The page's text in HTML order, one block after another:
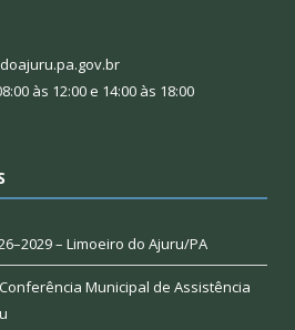
às 12:00 e 14:00 às 18:00
– Limoeiro do Ajuru/PA
Municipal de Assistência